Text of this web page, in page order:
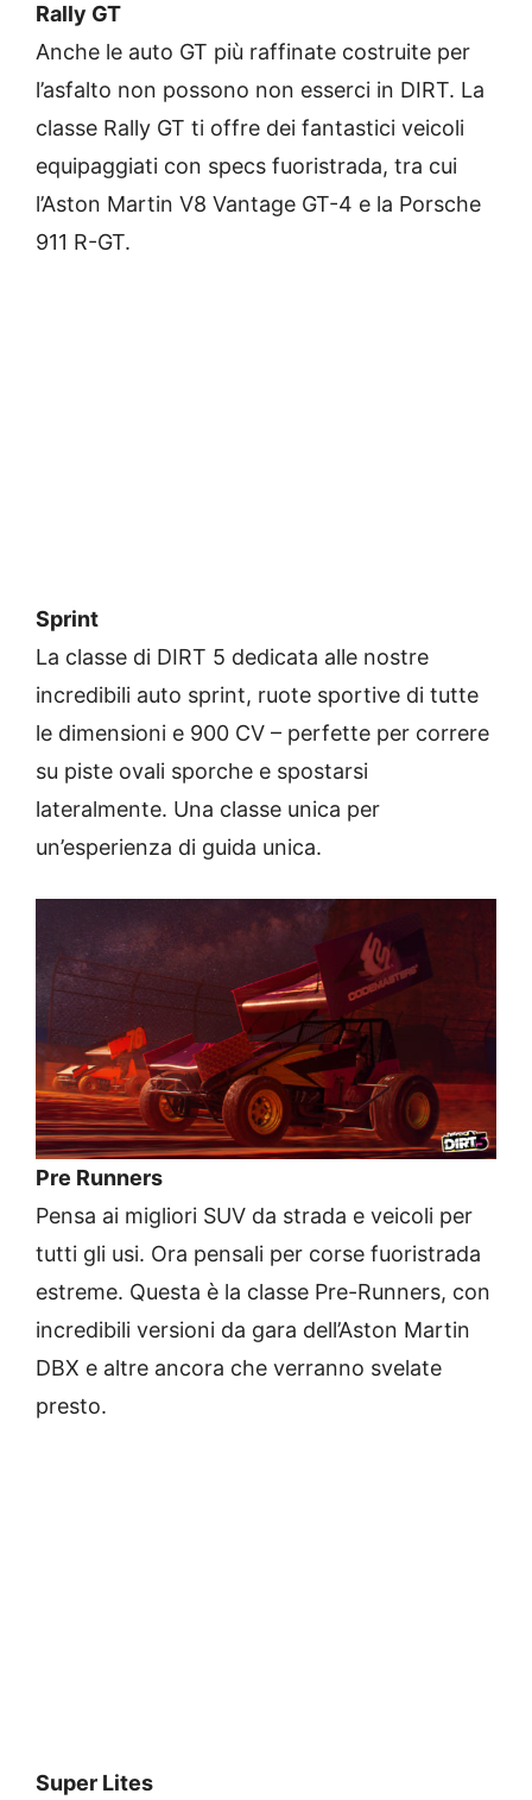
Rally GT
Anche le auto GT più raffinate costruite per
l’asfalto non possono non esserci in DIRT. La
classe Rally GT ti offre dei fantastici veicoli
equipaggiati con specs fuoristrada, tra cui
l’Aston Martin V8 Vantage GT-4 e la Porsche
911 R-GT.
Sprint
La classe di DIRT 5 dedicata alle nostre
incredibili auto sprint, ruote sportive di tutte
le dimensioni e 900 CV – perfette per correre
su piste ovali sporche e spostarsi
lateralmente. Una classe unica per
un’esperienza di guida unica.
Pre Runners
Pensa ai migliori SUV da strada e veicoli per
tutti gli usi. Ora pensali per corse fuoristrada
estreme. Questa è la classe Pre-Runners, con
incredibili versioni da gara dell’Aston Martin
DBX e altre ancora che verranno svelate
presto.
Super Lites